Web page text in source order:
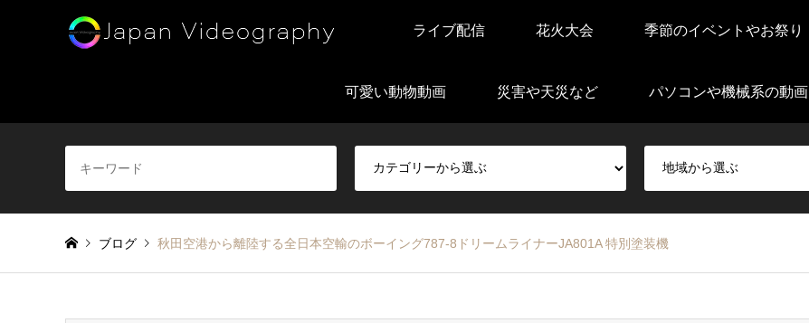
ライブ配信 花火大会 季節のイベントやお祭り
可愛い動物動画 災害や天災など パソコンや機械系の動画
ブログ 秋田空港から離陸する全日本空輸のボーイング787-8ドリームライナーJA801A 特別塗装機